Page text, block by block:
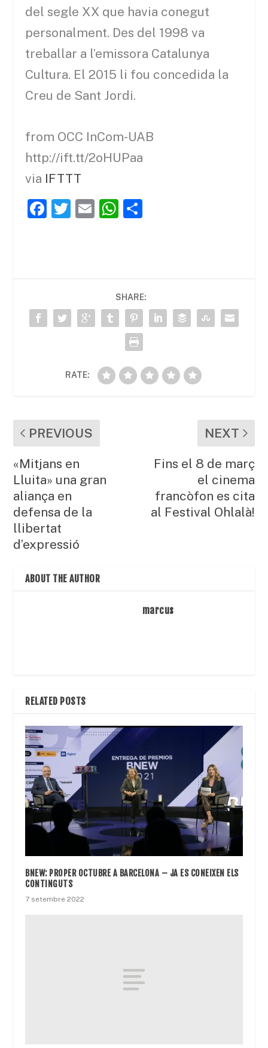
del segle XX que havia conegut
personalment. Des del 1998 va
treballar a l’emissora Catalunya
Cultura. El 2015 li fou concedida la
Creu de Sant Jordi.
from OCC InCom-UAB
http://ift.tt/2oHUPaa
via IFTTT
F
b
o
o
T
E
W
A
p
p
ar
te
ix
SHARE:
RATE:
PREVIOUS
«Mitjans en
Lluita» una gran
aliança en
defensa de la
llibertat
d’expressió
NEXT
Fins el 8 de març
el cinema
francòfon es cita
al Festival Ohlalà!
ABOUT THE AUTHOR
marcus
RELATED POSTS
BNEW: PROPER OCTUBRE A BARCELONA – JA ES CONEIXEN ELS
CONTINGUTS
7 setembre 2022